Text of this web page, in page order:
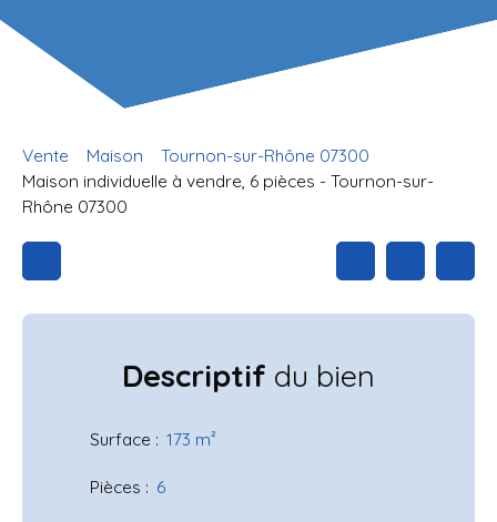
Vente Maison
Tournon-sur-Rhône 07300
Maison individuelle à vendre, 6 pièces - Tournon-sur-
Rhône 07300
Descriptif du bien
Surface : 173 m²
Pièces : 6